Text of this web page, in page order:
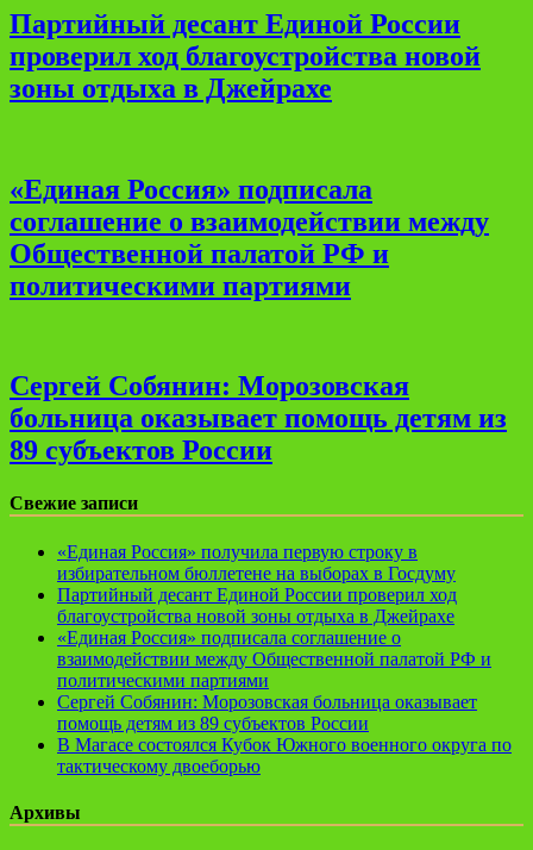
Партийный десант Единой России
проверил ход благоустройства новой
зоны отдыха в Джейрахе
«Единая Россия» подписала
соглашение о взаимодействии между
Общественной палатой РФ и
политическими партиями
Сергей Собянин: Морозовская
больница оказывает помощь детям из
89 субъектов России
Свежие записи
«Единая Россия» получила первую строку в
избирательном бюллетене на выборах в Госдуму
Партийный десант Единой России проверил ход
благоустройства новой зоны отдыха в Джейрахе
«Единая Россия» подписала соглашение о
взаимодействии между Общественной палатой РФ и
политическими партиями
Сергей Собянин: Морозовская больница оказывает
помощь детям из 89 субъектов России
В Магасе состоялся Кубок Южного военного округа по
тактическому двоеборью
Архивы